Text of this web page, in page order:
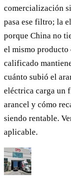
comercialización
pasa ese filtro; la
porque China no
el mismo producto
calificado
cuánto subió el
eléctrica carga un
arancel y cómo
siendo rentable.
aplicable.